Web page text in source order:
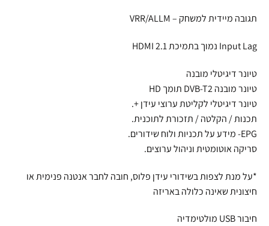
תגובה מיידית למשחק – VRR/ALLM
Input Lag נמוך בתמיכת HDMI 2.1
טיונר דיגיטלי מובנה
טיונר מובנה DVB-T2 תומך HD
טיונר דיגיטלי לקליטת ערוצי עידן +.
תכנות / הקלטה / תזכורת לתוכנית.
EPG- מידע על תכניות ולוח שידורים.
סריקה אוטומטית וניהול ערוצים.
*על מנת לצפות בשידורי עידן פלוס, חובה לחבר אנטנה פנימית או
חיצונית שאינה כלולה באריזה
חיבור USB מולטימדיה